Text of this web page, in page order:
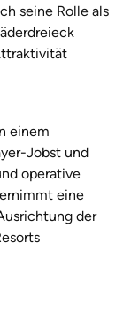
seine Rolle als
einem
Jobst und
operative
eine
der